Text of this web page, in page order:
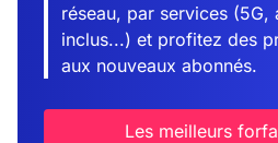
réseau, par services (5G,
inclus...) et profitez des
aux nouveaux abonnés.
Les meilleurs